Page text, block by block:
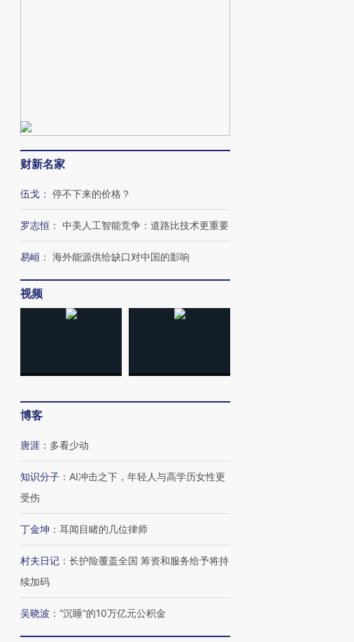
财新名家
伍戈 ： 停不下来的价格？
罗志恒 ： 中美人工智能竞争：道路比技术更重要
易峘 ： 海外能源供给缺口对中国的影响
视频
博客
唐涯 ： 多看少动
知识分子 ： AI冲击之下，年轻人与高学历女性更
受伤
丁金坤 ： 耳闻目睹的几位律师
村夫日记 ： 长护险覆盖全国 筹资和服务给予将持
续加码
吴晓波 ： “沉睡”的10万亿元公积金